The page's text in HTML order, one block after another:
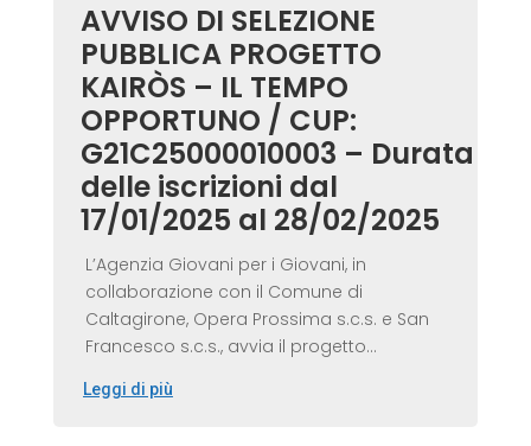
AVVISO DI SELEZIONE
PUBBLICA PROGETTO
KAIRÒS – IL TEMPO
OPPORTUNO / CUP:
G21C25000010003 – Durata
delle iscrizioni dal
17/01/2025 al 28/02/2025
L’Agenzia Giovani per i Giovani, in
collaborazione con il Comune di
Caltagirone, Opera Prossima s.c.s. e San
Francesco s.c.s., avvia il progetto...
Leggi di più